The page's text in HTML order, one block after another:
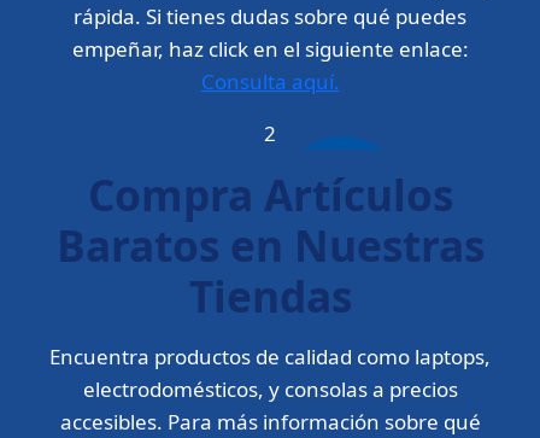
rápida. Si tienes dudas sobre qué puedes
empeñar, haz click en el siguiente enlace:
Consulta aquí.
2
Compra Artículos
Baratos en Nuestras
Tiendas
Encuentra productos de calidad como laptops,
electrodomésticos, y consolas a precios
accesibles. Para más información sobre qué